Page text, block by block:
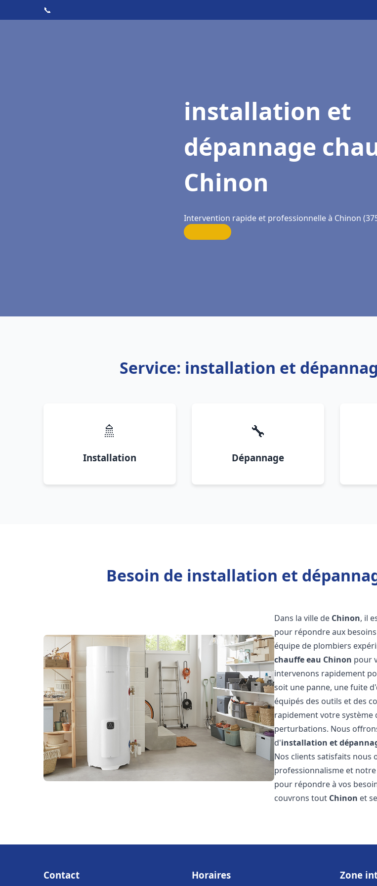
📞
installation et
dépannage
Chinon
Intervention rapide et professionnelle à Chinon
Service: installation et
🚿
Installation
🔧
Dépannage
Besoin de installation et
Dans la ville de Chinon, il
pour répondre aux
équipe de plombiers
chauffe eau Chinon pour
intervenons rapidement
soit une panne, une fuite
équipés des outils et des
rapidement votre système
perturbations. Nous
d'installation et
Nos clients satisfaits
professionnalisme et
pour répondre à vos
couvrons tout Chinon et
Contact Horaires Zone